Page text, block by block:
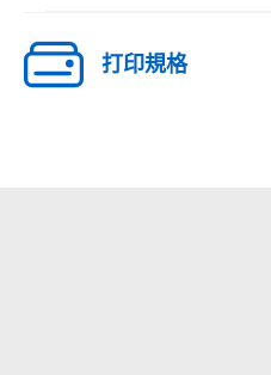
打印規格